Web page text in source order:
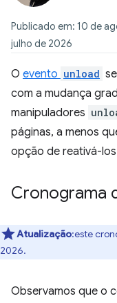
Publicado em: 10 de
julho de 2026
O evento unload
com a mudança
manipuladores
páginas, a menos
opção de reativá-
Cronograma
Atualização:este
2026.
Observamos que o